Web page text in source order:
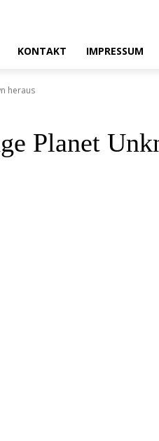
KONTAKT IMPRESSUM
heraus
Planet